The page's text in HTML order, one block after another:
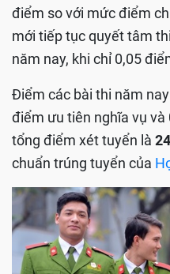
điểm so với mức điểm
mới tiếp tục quyết tâm
năm nay, khi chỉ 0,05
Điểm các bài thi năm
điểm ưu tiên nghĩa vụ và
tổng điểm xét tuyển là
chuẩn trúng tuyển của